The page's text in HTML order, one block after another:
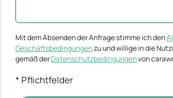
Mit dem Absenden der Anfrage stimme ich den
Geschäftsbedingungenzu und willige in die
gemäß derDatenschutzbedingungenvon
* Pflichtfelder